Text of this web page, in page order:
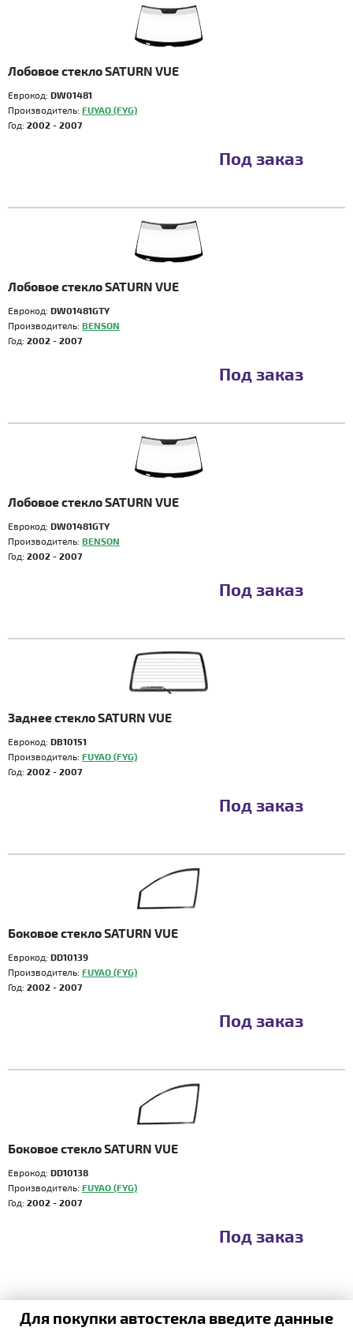
Лобовое стекло SATURN VUE
Еврокод: DW01481
Производитель: FUYAO (FYG)
Год: 2002 - 2007
Под заказ
Лобовое стекло SATURN VUE
Еврокод: DW01481GTY
Производитель: BENSON
Год: 2002 - 2007
Под заказ
Лобовое стекло SATURN VUE
Еврокод: DW01481GTY
Производитель: BENSON
Год: 2002 - 2007
Под заказ
Заднее стекло SATURN VUE
Еврокод: DB10151
Производитель: FUYAO (FYG)
Год: 2002 - 2007
Под заказ
Боковое стекло SATURN VUE
Еврокод: DD10139
Производитель: FUYAO (FYG)
Год: 2002 - 2007
Под заказ
Боковое стекло SATURN VUE
Еврокод: DD10138
Производитель: FUYAO (FYG)
Год: 2002 - 2007
Под заказ
Для покупки автостекла введите данные